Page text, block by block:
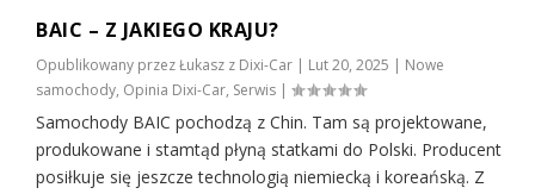
BAIC – Z JAKIEGO KRAJU?
Opublikowany przezŁukasz z Dixi-Car | Lut 20, 2025 | Nowe
samochody, Opinia Dixi-Car, Serwis |
Samochody BAIC pochodzą z Chin. Tam są projektowane,
produkowane i stamtąd płyną statkami do Polski. Producent
posiłkuje się jeszcze technologią niemiecką i koreańską. Z